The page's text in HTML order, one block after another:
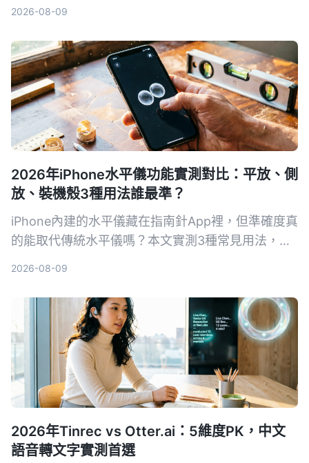
2026-08-09
2026年iPhone水平儀功能實測對比：平放、側
放、裝機殼3種用法誰最準？
iPhone內建的水平儀藏在指南針App裡，但準確度真
的能取代傳統水平儀嗎？本文實測3種常見用法，從
2026-08-09
2026年Tinrec vs Otter.ai：5維度PK，中文
語音轉文字實測首選